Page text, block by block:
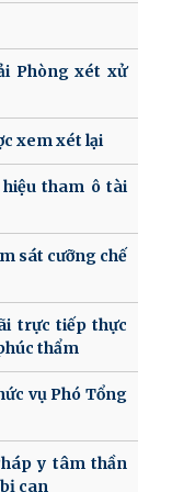
Phòng xét xử
xem xét lại
tham ô tài
sát cưỡng chế
trực tiếp thực
thẩm
vụ Phó Tổng
y tâm thần
can